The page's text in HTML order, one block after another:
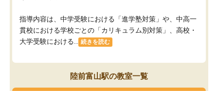
指導内容は、中学受験における「進学塾対策」や、中高一
貫校における学校ごとの「カリキュラム別対策」、高校・
大学受験における...
続きを読む
陸前富山駅の教室一覧